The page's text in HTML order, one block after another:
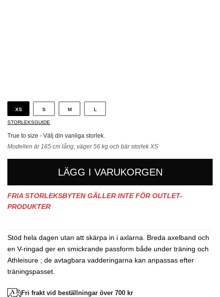
XS S M L
STORLEKSGUIDE
True to size - Välj din vanliga storlek.
Modellen är 165 cm lång, väger 56 kg och bär storlek XS
LÄGG I VARUKORGEN
FRIA STORLEKSBYTEN GÄLLER INTE FÖR OUTLET-
PRODUKTER
Stöd hela dagen utan att skärpa in i axlarna. Breda axelband och
en V-ringad ger en smickrande passform både under träning och
Athleisure ; de avtagbara vadderingarna kan anpassas efter
träningspasset.
Fri frakt vid beställningar över 700 kr